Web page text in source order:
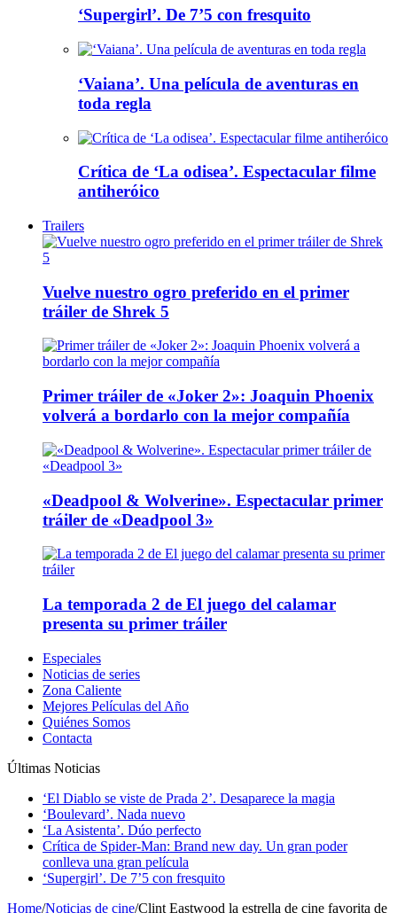
‘Supergirl’. De 7’5 con fresquito
‘Vaiana’. Una película de aventuras en
toda regla
Crítica de ‘La odisea’. Espectacular filme
antiheróico
Trailers
Vuelve nuestro ogro preferido en el primer
tráiler de Shrek 5
Primer tráiler de «Joker 2»: Joaquin Phoenix
volverá a bordarlo con la mejor compañía
«Deadpool & Wolverine». Espectacular primer
tráiler de «Deadpool 3»
La temporada 2 de El juego del calamar
presenta su primer tráiler
Especiales
Noticias de series
Zona Caliente
Mejores Películas del Año
Quiénes Somos
Contacta
Últimas Noticias
‘El Diablo se viste de Prada 2’. Desaparece la magia
‘Boulevard’. Nada nuevo
‘La Asistenta’. Dúo perfecto
Crítica de Spider-Man: Brand new day. Un gran poder
conlleva una gran película
‘Supergirl’. De 7’5 con fresquito
Home/Noticias de cine/Clint Eastwood la estrella de cine favorita de